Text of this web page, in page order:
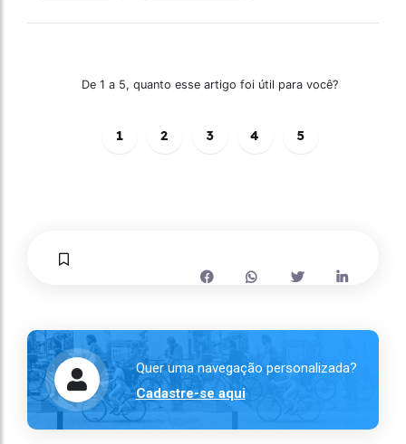
De 1 a 5, quanto esse artigo foi útil para você?
1 2 3 4 5
Quer uma navegação personalizada?
Cadastre-se aqui